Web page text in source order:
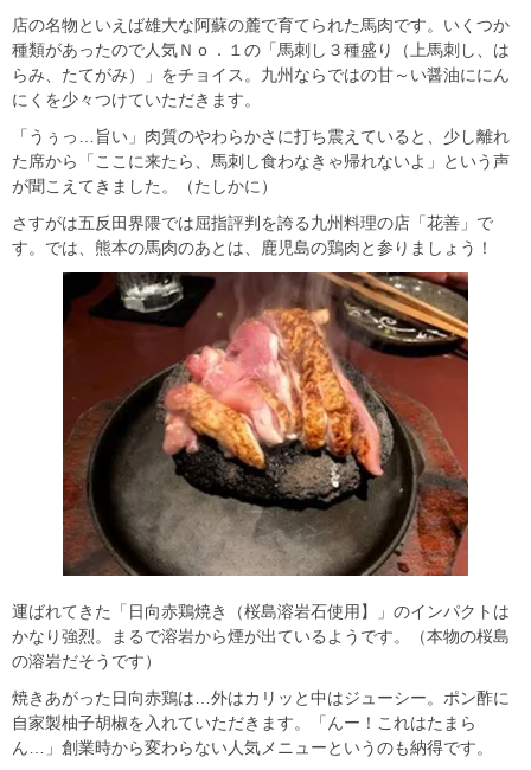
店の名物といえば雄大な阿蘇の麓で育てられた馬肉です。いくつか
種類があったので人気Ｎｏ．１の「馬刺し３種盛り（上馬刺し、は
らみ、たてがみ）」をチョイス。九州ならではの甘～い醤油ににん
にくを少々つけていただきます。
「うぅっ…旨い」肉質のやわらかさに打ち震えていると、少し離れ
た席から「ここに来たら、馬刺し食わなきゃ帰れないよ」という声
が聞こえてきました。（たしかに）
さすがは五反田界隈では屈指評判を誇る九州料理の店「花善」で
す。では、熊本の馬肉のあとは、鹿児島の鶏肉と参りましょう！
運ばれてきた「日向赤鶏焼き（桜島溶岩石使用】」のインパクトは
かなり強烈。まるで溶岩から煙が出ているようです。（本物の桜島
の溶岩だそうです）
焼きあがった日向赤鶏は…外はカリッと中はジューシー。ポン酢に
自家製柚子胡椒を入れていただきます。「んー！これはたまら
ん…」創業時から変わらない人気メニューというのも納得です。